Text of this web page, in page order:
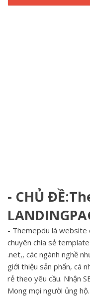
- CHỦ
- Themepdu là website
chuyên chia sẻ
.net,, các ngành nghề
giới thiệu sản phẩn, cá
rẻ theo yêu cầu. Nhận
Mong mọi người ủng hộ.